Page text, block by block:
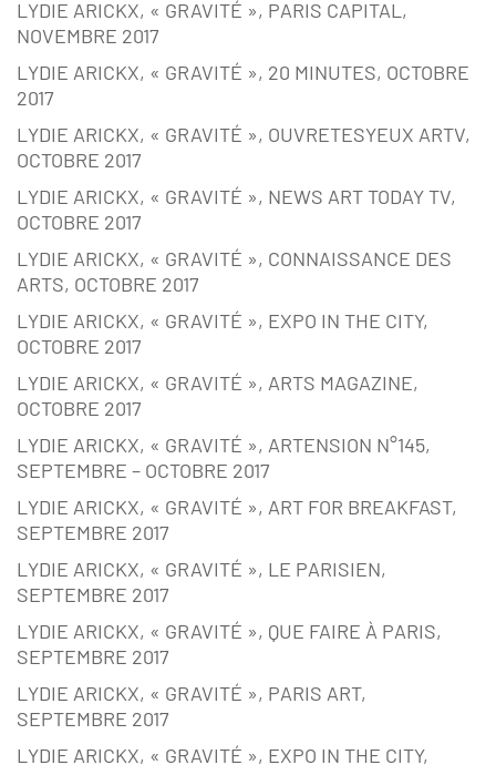
LYDIE ARICKX, « GRAVITÉ », PARIS CAPITAL,
NOVEMBRE 2017
LYDIE ARICKX, « GRAVITÉ », 20 MINUTES, OCTOBRE
2017
LYDIE ARICKX, « GRAVITÉ », OUVRETESYEUX ARTV,
OCTOBRE 2017
LYDIE ARICKX, « GRAVITÉ », NEWS ART TODAY TV,
OCTOBRE 2017
LYDIE ARICKX, « GRAVITÉ », CONNAISSANCE DES
ARTS, OCTOBRE 2017
LYDIE ARICKX, « GRAVITÉ », EXPO IN THE CITY,
OCTOBRE 2017
LYDIE ARICKX, « GRAVITÉ », ARTS MAGAZINE,
OCTOBRE 2017
LYDIE ARICKX, « GRAVITÉ », ARTENSION N°145,
SEPTEMBRE – OCTOBRE 2017
LYDIE ARICKX, « GRAVITÉ », ART FOR BREAKFAST,
SEPTEMBRE 2017
LYDIE ARICKX, « GRAVITÉ », LE PARISIEN,
SEPTEMBRE 2017
LYDIE ARICKX, « GRAVITÉ », QUE FAIRE À PARIS,
SEPTEMBRE 2017
LYDIE ARICKX, « GRAVITÉ », PARIS ART,
SEPTEMBRE 2017
LYDIE ARICKX, « GRAVITÉ », EXPO IN THE CITY,